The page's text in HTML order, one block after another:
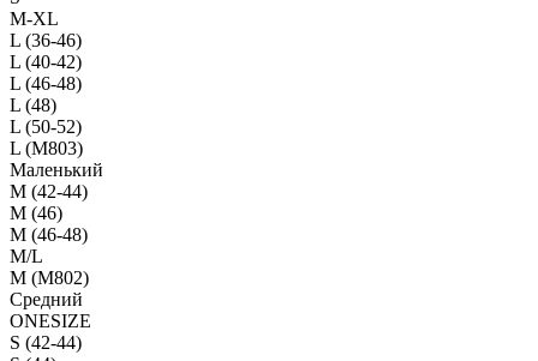
M-XL
L (36-46)
L (40-42)
L (46-48)
L (48)
L (50-52)
L (M803)
Маленький
М (42-44)
M (46)
M (46-48)
M/L
M (M802)
Средний
ONESIZE
S (42-44)